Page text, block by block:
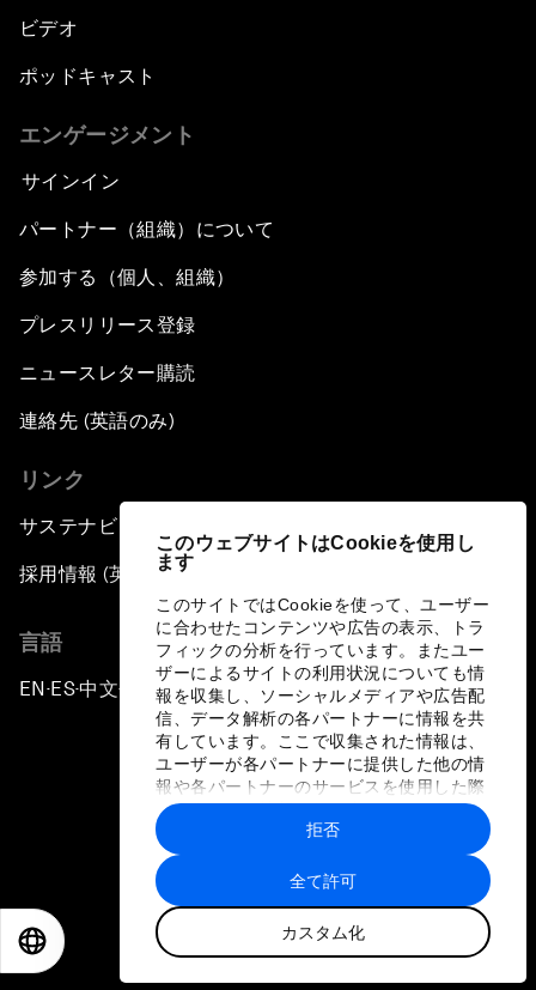
このウェブサイトはCookieを使用し
ます
このサイトではCookieを使って、ユーザー
に合わせたコンテンツや広告の表示、トラ
フィックの分析を行っています。またユー
ザーによるサイトの利用状況についても情
報を収集し、ソーシャルメディアや広告配
信、データ解析の各パートナーに情報を共
有しています。ここで収集された情報は、
ユーザーが各パートナーに提供した他の情
報や各パートナーのサービスを使用した際
に収集された情報と組み合わされ、各パー
トナーによって使用されることがありま
す。
全て許可
カスタム化
拒否
ビデオ
ポッドキャスト
エンゲージメント
サインイン
パートナー（組織）について
参加する（個人、組織）
プレスリリース登録
ニュースレター購読
連絡先 (英語のみ)
リンク
サステナビリティへの取り組み
採用情報 (英語のみ)
言語
EN ▪ ES▪中文▪ 日本語
プライバシーポリシーと利用規約
サイトマップ
©
世界経済フォーラム